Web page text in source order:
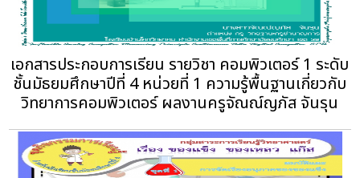
เอกสารประกอบการเรียน รายวิชา คอมพิวเตอร์ 1 ระดับ
ชั้นมัธยมศึกษาปีที่ 4 หน่วยที่ 1 ความรู้พื้นฐานเกี่ยวกับ
วิทยาการคอมพิวเตอร์ ผลงานครูจัณณ์ญภัส จันรุน